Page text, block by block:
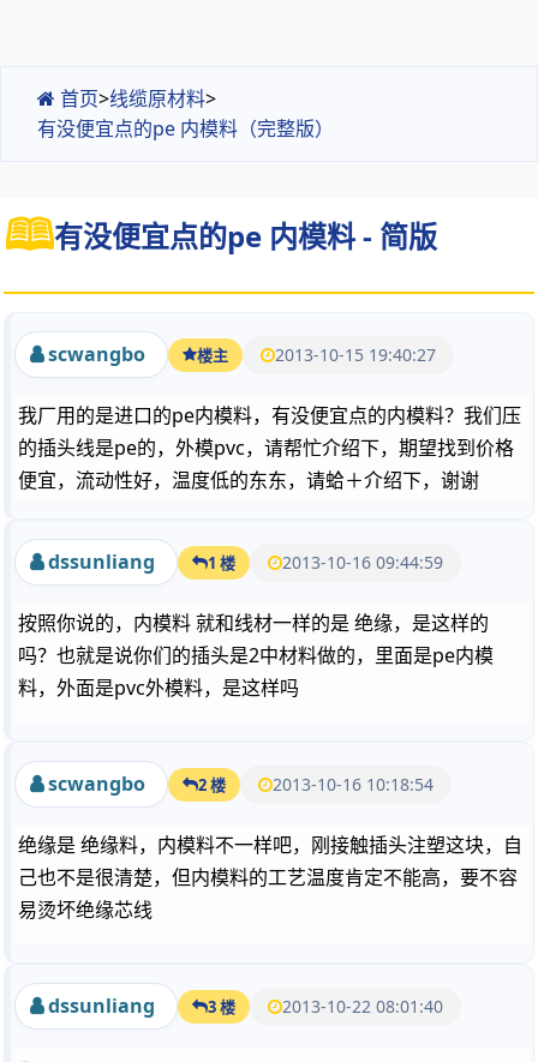
首页>线缆原材料>
有没便宜点的pe 内模料（完整版）
有没便宜点的pe 内模料 - 简版
scwangbo 楼主 2013-10-15 19:40:27
我厂用的是进口的pe内模料，有没便宜点的内模料？我们压
的插头线是pe的，外模pvc，请帮忙介绍下，期望找到价格
便宜，流动性好，温度低的东东，请蛤＋介绍下，谢谢
dssunliang 1 楼 2013-10-16 09:44:59
按照你说的，内模料 就和线材一样的是 绝缘，是这样的
吗？也就是说你们的插头是2中材料做的，里面是pe内模
料，外面是pvc外模料，是这样吗
scwangbo 2 楼 2013-10-16 10:18:54
绝缘是 绝缘料，内模料不一样吧，刚接触插头注塑这块，自
己也不是很清楚，但内模料的工艺温度肯定不能高，要不容
易烫坏绝缘芯线
dssunliang 3 楼 2013-10-22 08:01:40